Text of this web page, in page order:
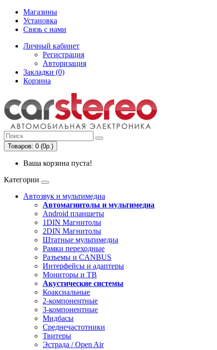
Магазины
Установка
Связь с нами
Личный кабинет
Регистрация
Авторизация
Закладки (0)
Корзина
Товаров: 0 (0р.)
Ваша корзина пуста!
Категории
Автозвук и мультимедиа
Автомагнитолы и мультимедиа
Android планшеты
1DIN Магнитолы
2DIN Магнитолы
Штатные мультимедиа
Рамки переходные
Разъемы и CANBUS
Интерфейсы и адаптеры
Мониторы и ТВ
Акустические системы
Коаксиальные
2-компонентные
3-компонентные
Мидбасы
Среднечастотники
Твитеры
Эстрада / Open Air